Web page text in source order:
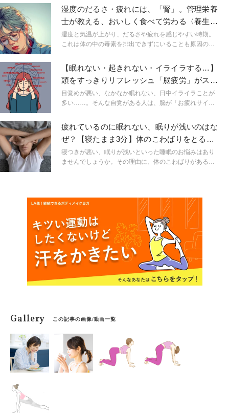
などの梅雨特有の症状を感じている方も多いのでは？免
疫力を高めて、梅雨特有の症状を和らげる腸活ヨガをご
紹介します。
湿度のだるさ・疲れには、「腎」。管理栄養
士が教える、おいしく食べて労わる〈養生食
の選び方〉3選
湿度と気温が上がり、だるさや疲れを感じやすい時期。
これは体の中の毒素を排出できずにいることも原因のひ
暑さに慣れていないこの時期は、おいしく食べて、やさ
しく腎を労ってあげましょう。腎臓は一度傷付いたら元
に戻らない臓器。できるだけ丁寧に扱ってあげたいです
ね。
【眠れない・起きれない・イライラする…】
頭をすっきりリフレッシュ「脳疲労」がスッ
キリするポーズ
目覚めが悪い、なかなか眠れない、日中イライラことが
多い……。そんな自覚がある人は、脳が「お疲れサイ
のポーズで、頭をすっきりリフレッシュしましょう。
疲れているのに眠れない、眠りが浅いのはな
ぜ？【寝たまま3分】体のこわばりをとる夜
ヨガ３ポーズ
寝つきが悪い、眠りが浅いといった睡眠のお悩みはあり
ませんでしょうか。その理由に、体のこわばりがあるか
Gallery この記事の画像/動画一覧